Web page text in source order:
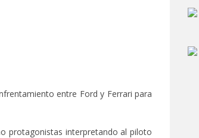
entre Ford y Ferrari para
protagonistas interpretando al piloto